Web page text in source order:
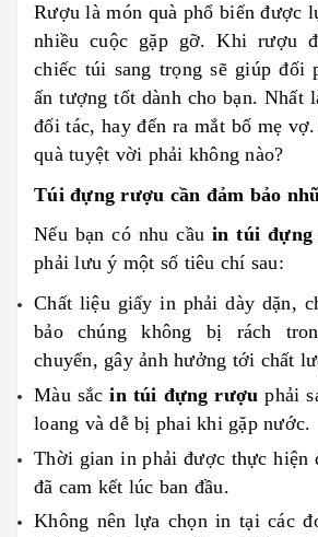
Rượu là món quà phổ biến được
nhiều cuộc gặp gỡ. Khi rượu
chiếc túi sang trọng sẽ giúp đối
ấn tượng tốt dành cho bạn. Nhất
đối tác, hay đến ra mắt bố mẹ
quà tuyệt vời phải không nào?
Túi đựng rượu cần đảm bảo
Nếu bạn có nhu cầu in túi
phải lưu ý một số tiêu chí sau:
Chất liệu giấy in phải dày dặn,
bảo chúng không bị rách
chuyển, gây ảnh hưởng tới chất
Màu sắcin túi đựng rượuphải
loang và dễ bị phai khi gặp nước.
Thời gian in phải được thực hiện
đã cam kết lúc ban đầu.
Không nên lựa chọn in tại các